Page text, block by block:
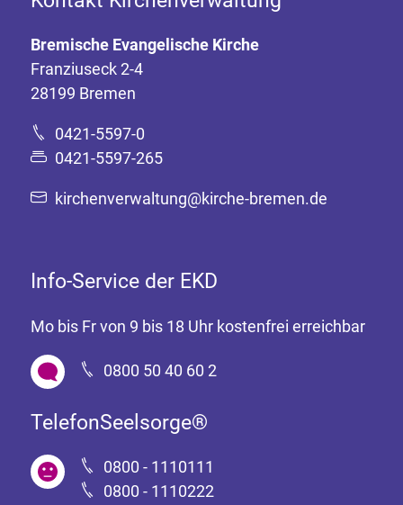
Bremische Evangelische Kirche
Franziuseck 2-4
28199 Bremen
0421-5597-0
0421-5597-265
kirchenverwaltung@kirche-bremen.de
Info-Service der EKD
Mo bis Fr von 9 bis 18 Uhr kostenfrei erreichbar
0800 50 40 60 2
TelefonSeelsorge®
0800 - 1110111
0800 - 1110222